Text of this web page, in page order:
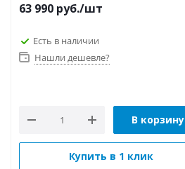
63 990 руб./шт
Есть в наличии
Нашли дешевле?
В корзину
Купить в 1 клик